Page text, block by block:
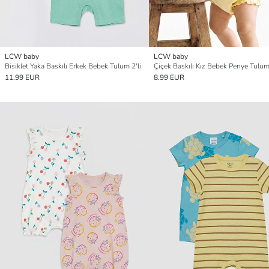
LCW baby
Bisiklet Yaka Baskılı Erkek Bebek Tulum 2'li
11.99 EUR
LCW baby
Çiçek Baskılı Kız Bebek Penye
8.99 EUR